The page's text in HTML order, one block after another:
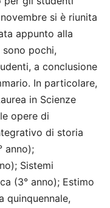
si è riunita
appunto alla
pochi,
a conclusione
In particolare,
in Scienze
opere di
di storia
anno);
Sistemi
(3° anno); Estimo
quinquennale,